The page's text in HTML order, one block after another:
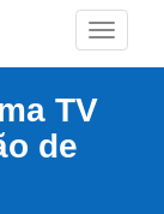
TV
de